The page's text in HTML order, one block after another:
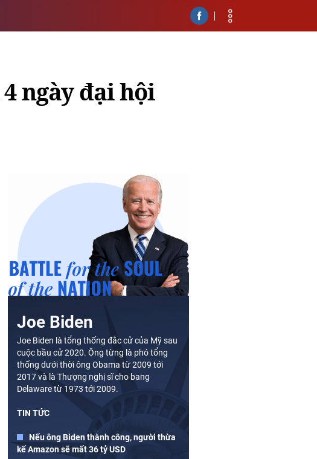
ngày đại hội
Joe Biden
Joe Biden là tổng thống đắc cử của Mỹ sau
cuộc bầu cử 2020. Ông từng là phó tổng
thống dưới thời ông Obama từ 2009 tới
2017 và là Thượng nghị sĩ cho bang
Delaware từ 1973 tới 2009.
TIN TỨC
Nếu ông Biden thành công, người thừa
kế Amazon sẽ mất 36 tỷ USD